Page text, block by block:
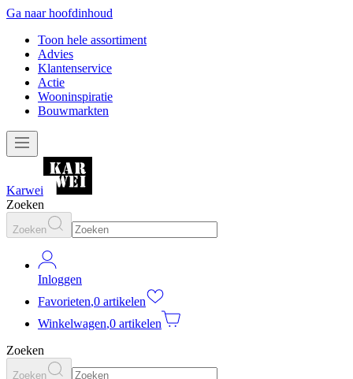
Ga naar hoofdinhoud
Toon hele assortiment
Advies
Klantenservice
Actie
Wooninspiratie
Bouwmarkten
Karwei
Zoeken
Zoeken
Inloggen
Favorieten,0 artikelen
Winkelwagen,0 artikelen
Zoeken
Zoeken